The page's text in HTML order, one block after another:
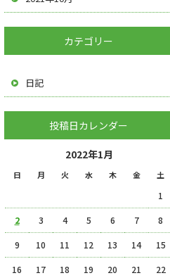
カテゴリー
日記
投稿日カレンダー
2022年1月
日 月 火 水 木 金 土
1
2 3 4 5 6 7 8
9 10 11 12 13 14 15
16 17 18 19 20 21 22